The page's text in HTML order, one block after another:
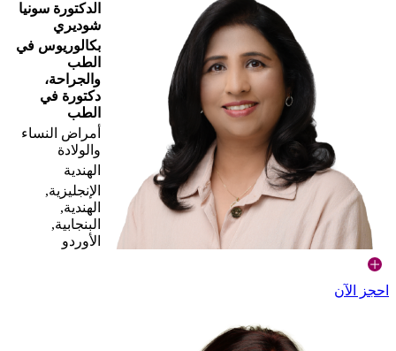
الدكتورة سونيا
شوديري
بكالوريوس في
الطب
والجراحة،
دكتورة في
الطب
أمراض النساء
والولادة
الهندية
الإنجليزية,
الهندية,
البنجابية,
الأوردو
احجز الآن